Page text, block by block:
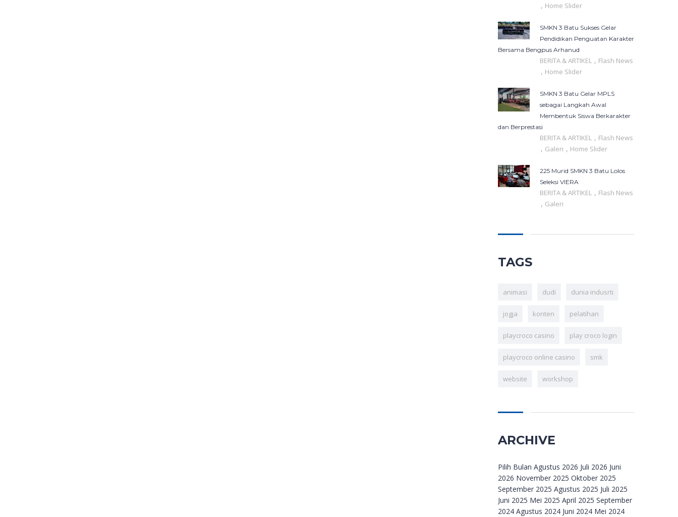
, Home Slider
SMKN 3 Batu Sukses Gelar
Pendidikan Penguatan Karakter
Bersama Bengpus Arhanud
BERITA & ARTIKEL , Flash News
, Home Slider
SMKN 3 Batu Gelar MPLS
sebagai Langkah Awal
Membentuk Siswa Berkarakter
dan Berprestasi
BERITA & ARTIKEL , Flash News
, Galeri , Home Slider
225 Murid SMKN 3 Batu Lolos
Seleksi VIERA
BERITA & ARTIKEL , Flash News
, Galeri
TAGS
animasi dudi dunia indusrti
jogja konten pelatihan
playcroco casino play croco login
playcroco online casino smk
website workshop
ARCHIVE
Archive
Pilih Bulan Agustus 2026 Juli 2026 Juni
2026 November 2025 Oktober 2025
September 2025 Agustus 2025 Juli 2025
Juni 2025 Mei 2025 April 2025 September
2024 Agustus 2024 Juni 2024 Mei 2024